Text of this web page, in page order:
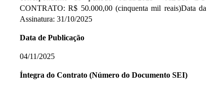
CONTRATO: R$ 50.000,00 (cinquenta mil reais)Data da
Assinatura: 31/10/2025
Data de Publicação
04/11/2025
Íntegra do Contrato (Número do Documento SEI)